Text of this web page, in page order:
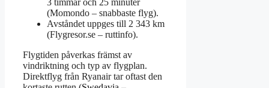
(Momondo – snabbaste flyg).
Avståndet uppges till 2 343 km
(Flygresor.se – ruttinfo).
Flygtiden påverkas främst av
vindriktning och typ av flygplan.
Direktflyg från Ryanair tar oftast den